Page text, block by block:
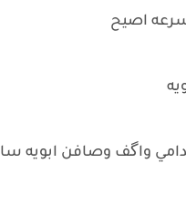
اصيح
واگف وصافن ابويه